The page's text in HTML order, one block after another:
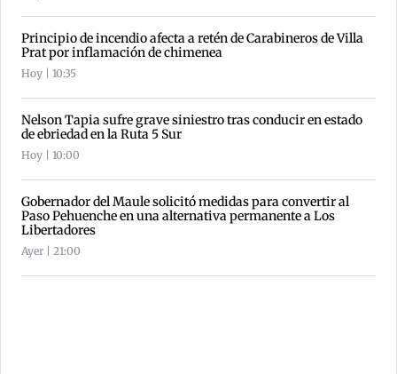
Principio de incendio afecta a retén de Carabineros de Villa
Prat por inflamación de chimenea
Hoy | 10:35
Nelson Tapia sufre grave siniestro tras conducir en estado
de ebriedad en la Ruta 5 Sur
Hoy | 10:00
Gobernador del Maule solicitó medidas para convertir al
Paso Pehuenche en una alternativa permanente a Los
Libertadores
Ayer | 21:00